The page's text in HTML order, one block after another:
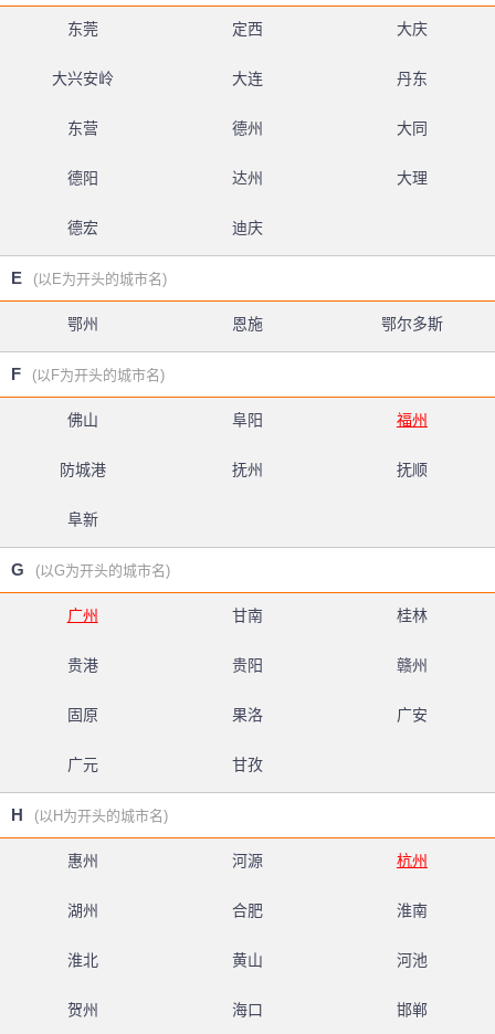
东莞 定西 大庆
大兴安岭 大连 丹东
东营 德州 大同
德阳 达州 大理
德宏 迪庆
E (以E为开头的城市名)
鄂州 恩施 鄂尔多斯
F (以F为开头的城市名)
佛山 阜阳 福州
防城港 抚州 抚顺
阜新
G (以G为开头的城市名)
广州 甘南 桂林
贵港 贵阳 赣州
固原 果洛 广安
广元 甘孜
H (以H为开头的城市名)
惠州 河源 杭州
湖州 合肥 淮南
淮北 黄山 河池
贺州 海口 邯郸